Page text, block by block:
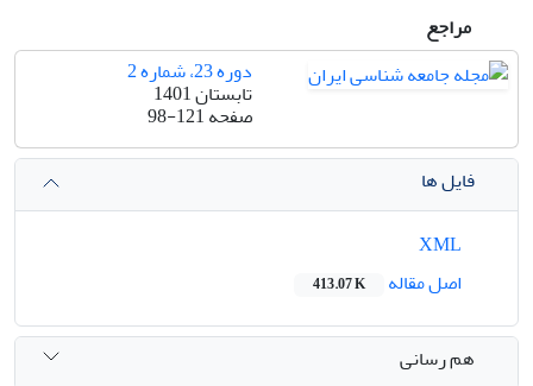
مراجع
دوره 23، شماره 2
تابستان 1401
صفحه98-121
فایل ها
اصل مقاله
413.07 K
هم رسانی